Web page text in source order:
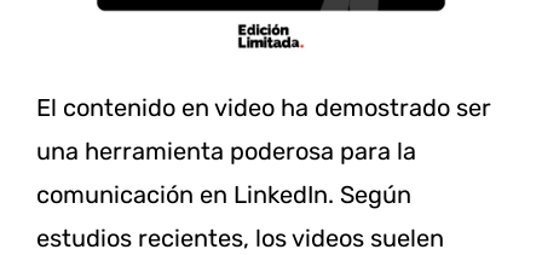
El contenido en video ha demostrado ser
una herramienta poderosa para la
comunicación en LinkedIn. Según
estudios recientes, los videos suelen